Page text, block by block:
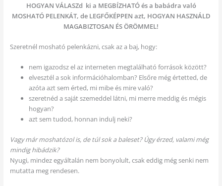
HOGYAN VÁLASZd ki a MEGBÍZHATÓ és a babádra való
MOSHATÓ PELENKÁT, de LEGFŐKÉPPEN azt, HOGYAN HASZNÁLD
MAGABIZTOSAN ÉS ÖRÖMMEL!
Szeretnél mosható pelenkázni, csak az a baj, hogy:
nem igazodsz el az interneten megtalálható források között?
elvesztél a sok információhalomban? Elsőre még értetted, de
azóta azt sem érted, mi mibe és mire való?
szeretnéd a saját szemeddel látni, mi merre meddig és mégis
hogyan?
azt sem tudod, honnan indulj neki?
Vagy már moshatózol is, de túl sok a baleset? Úgy érzed, valami még
mindig hibádzik?
Nyugi, mindez egyáltalán nem bonyolult, csak eddig még senki nem
mutatta meg rendesen.